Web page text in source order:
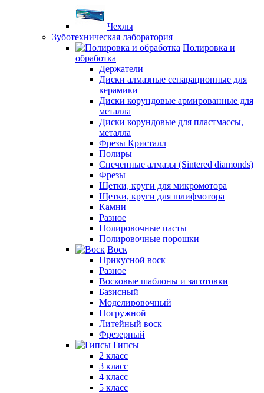
Чехлы
Зуботехническая лаборатория
Полировка и
обработка
Держатели
Диски алмазные сепарационные для
керамики
Диски корундовые армированные для
металла
Диски корундовые для пластмассы,
металла
Фрезы Кристалл
Полиры
Спеченные алмазы (Sintered diamonds)
Фрезы
Щетки, круги для микромотора
Щетки, круги для шлифмотора
Камни
Разное
Полировочные пасты
Полировочные порошки
Воск
Прикусной воск
Разное
Восковые шаблоны и заготовки
Базисный
Моделировочный
Погружной
Литейный воск
Фрезерный
Гипсы
2 класс
3 класс
4 класс
5 класс